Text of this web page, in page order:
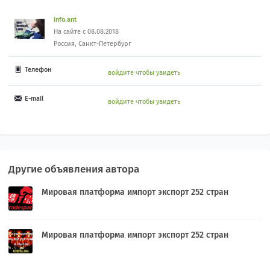
info.ant
На сайте с 08.08.2018
Россия, Санкт-Петербург
Телефон войдите чтобы увидеть
E-mail войдите чтобы увидеть
Другие объявления автора
Мировая платформа импорт экспорт 252 стран
Мировая платформа импорт экспорт 252 стран